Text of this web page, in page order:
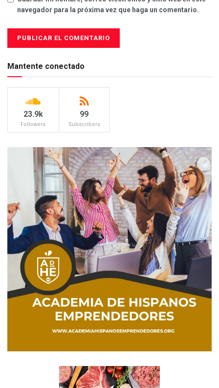
navegador para la próxima vez que haga un comentario.
Mantente conectado
23.9k
Followers
99
Subscribers